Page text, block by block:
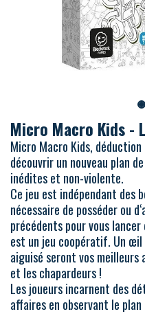
Micro Macro Kids -
Micro Macro Kids,
découvrir un nouveau plan
inédites et non-violente.
Ce jeu est indépendant des
nécessaire de posséder ou
précédents pour vous
est un jeu coopératif. Un
aiguisé seront vos
et les chapardeurs !
Les joueurs incarnent des
affaires en observant le